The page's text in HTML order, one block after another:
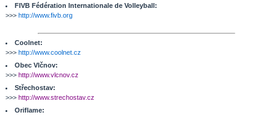
FIVB Fédération Internationale de Volleyball:
>>>http://www.fivb.org
Coolnet:
>>>http://www.coolnet.cz
Obec Vlčnov:
>>>http://www.vlcnov.cz
Střechostav:
>>>http://www.strechostav.cz
Oriflame: